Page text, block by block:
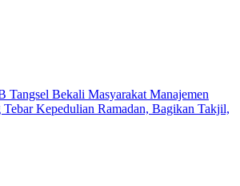
Tangsel Bekali Masyarakat Manajemen
Kepedulian Ramadan, Bagikan Takjil,